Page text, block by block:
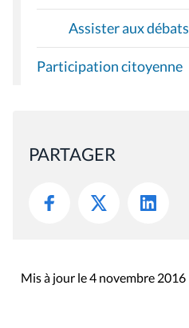
Assister aux débats
Participation citoyenne
PARTAGER
Mis à jour le 4 novembre 2016